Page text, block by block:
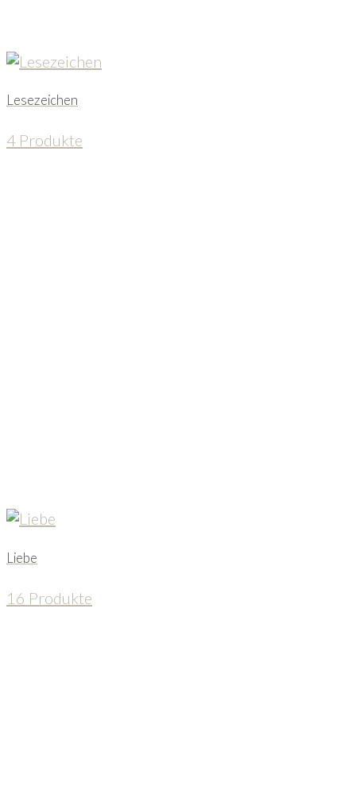
Lesezeichen
4 Produkte
Liebe
16 Produkte